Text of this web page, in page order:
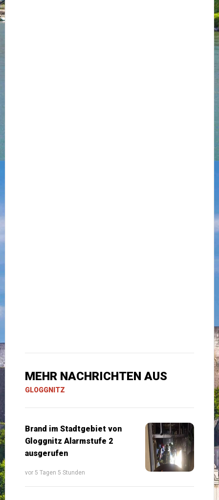
MEHR NACHRICHTEN AUS
GLOGGNITZ
Brand im Stadtgebiet von
Gloggnitz Alarmstufe 2
ausgerufen
vor 5 Tagen 5 Stunden